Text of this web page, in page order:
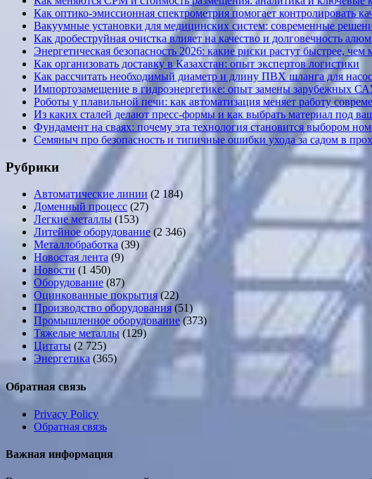
Как оптико-эмиссионная спектрометрия помогает контролировать
Вакуумные установки для медицинских систем: современные
Как дробеструйная очистка влияет на качество и долговечность
Энергетическая безопасность 2026: какие риски растут быстрее,
Как организовать доставку в Казахстан: опыт экспертов логистики
Как рассчитать необходимый диаметр и длину ПВХ шланга для
Импортозамещение в гидроэнергетике: опыт замены зарубежных
Роботы у плавильной печи: как автоматизация меняет работу
Из каких сталей делают пресс-формы и как выбрать материал под
Фундамент на сваях: почему эта технология становится выбором
Семяныч про безопасность и типичные ошибки ухода за садом в
Рубрики
Автоматические линии (2 184)
Доменный процесс (27)
Легкие металлы (153)
Литейное оборудование (2 346)
Металлобработка (39)
Новостая лента (9)
Новости (1 450)
Оборудование (87)
Оцинкованные покрытия (22)
Производство оборудования (51)
Промышленное оборудование(373)
Тяжелые металлы (129)
Цитаты (2 725)
Энергетика (365)
Обратная связь
Privacy Policy
Обратная связь
Важная информация